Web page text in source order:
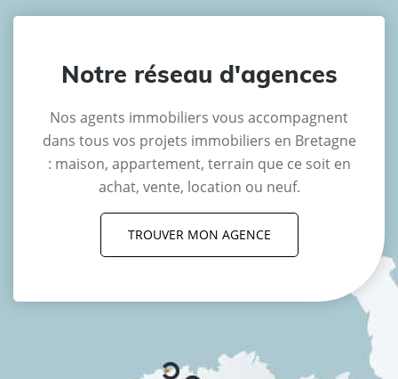
Notre réseau d'agences
Nos agents immobiliers vous accompagnent
dans tous vos projets immobiliers en Bretagne
: maison, appartement, terrain que ce soit en
achat, vente, location ou neuf.
TROUVER MON AGENCE